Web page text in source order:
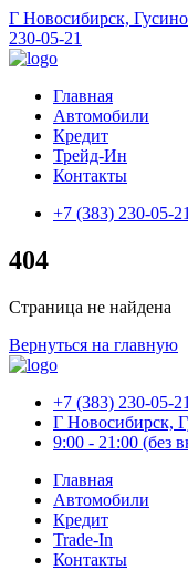
Г Новосибирск,
230-05-21
Главная
Автомобили
Кредит
Трейд-Ин
Контакты
+7 (383) 230-05-21
404
Страница не найдена
Вернуться на главную
+7 (383) 230-05-21
Г Новосибирск,
9:00 - 21:00 (без
Главная
Автомобили
Кредит
Trade-In
Контакты